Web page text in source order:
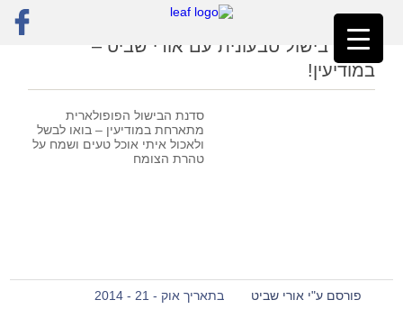
ראשי»סדת בישול
סדנת בישול טבעונית עם אורי שביט –
במודיעין!
סדנת הבישול הפופולארית
מתארחת במודיעין – בואו לבשל
ולאכול איתי אוכל טעים ושמח על
טהרת הצומח
פורסם ע"י אורי שביט
בתאריך אוק - 21 - 2014